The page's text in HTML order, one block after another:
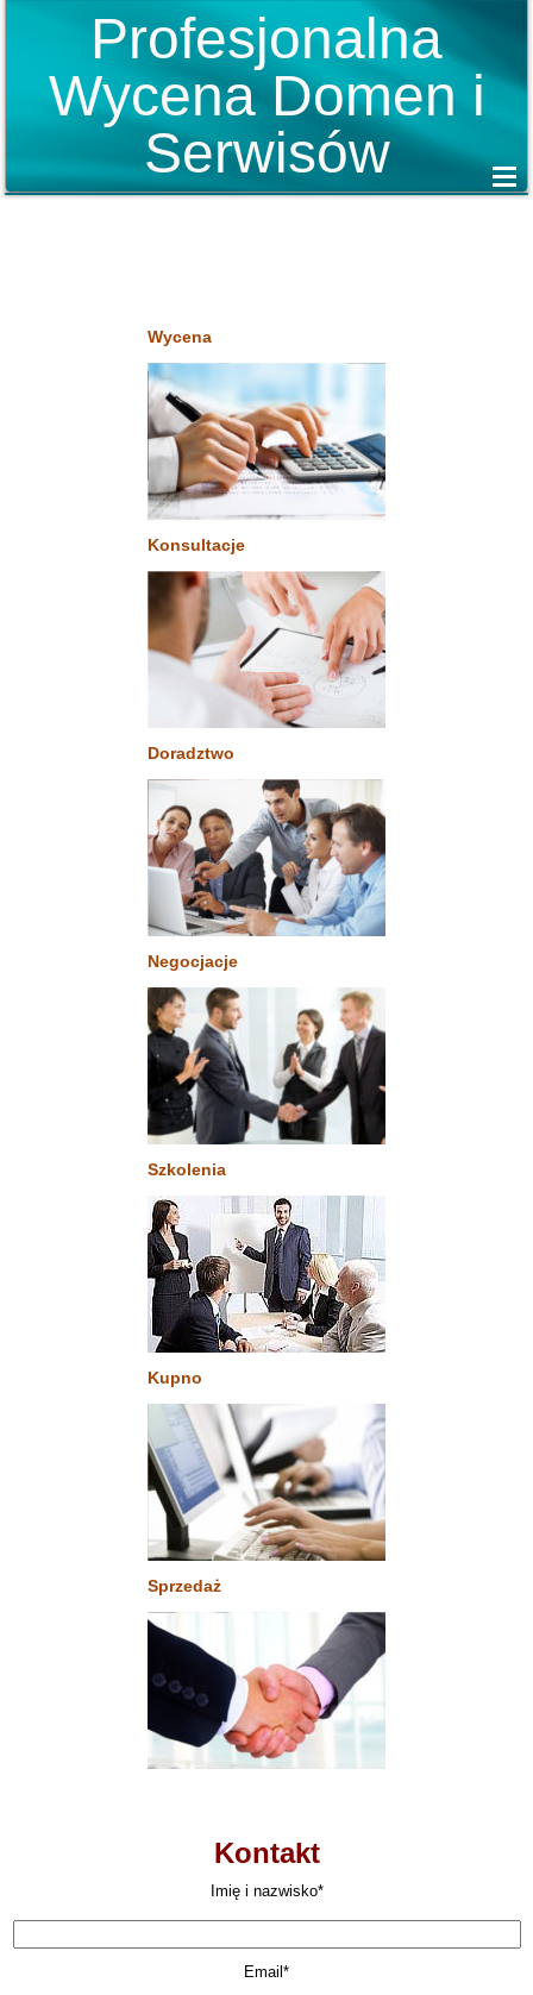
Profesjonalna
Wycena Domen i
Serwisów
Wycena
Konsultacje
Doradztwo
Negocjacje
Szkolenia
Kupno
Sprzedaż
Kontakt
Imię i nazwisko*
Email*